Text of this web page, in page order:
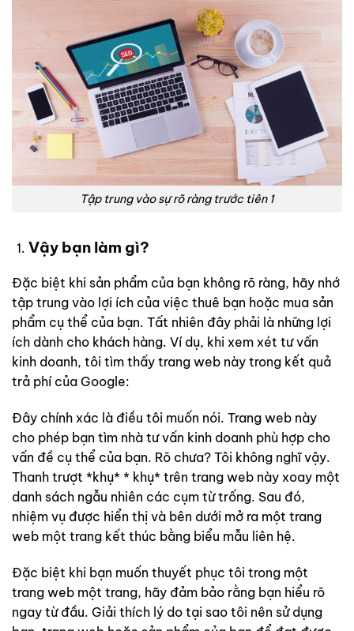
Tập trung vào sự rõ ràng trước tiên 1
Vậy bạn làm gì?
Đặc biệt khi sản phẩm của bạn không rõ ràng, hãy nhớ
tập trung vào lợi ích của việc thuê bạn hoặc mua sản
phẩm cụ thể của bạn. Tất nhiên đây phải là những lợi
ích dành cho khách hàng. Ví dụ, khi xem xét tư vấn
kinh doanh, tôi tìm thấy trang web này trong kết quả
trả phí của Google:
Đây chính xác là điều tôi muốn nói. Trang web này
cho phép bạn tìm nhà tư vấn kinh doanh phù hợp cho
vấn đề cụ thể của bạn. Rõ chưa? Tôi không nghĩ vậy.
Thanh trượt *khụ* * khụ* trên trang web này xoay một
danh sách ngẫu nhiên các cụm từ trống. Sau đó,
nhiệm vụ được hiển thị và bên dưới mở ra một trang
web một trang kết thúc bằng biểu mẫu liên hệ.
Đặc biệt khi bạn muốn thuyết phục tôi trong một
trang web một trang, hãy đảm bảo rằng bạn hiểu rõ
ngay từ đầu. Giải thích lý do tại sao tôi nên sử dụng